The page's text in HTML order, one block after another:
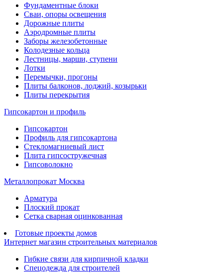
Фундаментные блоки
Сваи, опоры освещения
Дорожные плиты
Аэродромные плиты
Заборы железобетонные
Колодезные кольца
Лестницы, марши, ступени
Лотки
Перемычки, прогоны
Плиты балконов, лоджий, козырьки
Плиты перекрытия
Гипсокартон и профиль
Гипсокартон
Профиль для гипсокартона
Стекломагниевый лист
Плита гипсостружечная
Гипсоволокно
Металлопрокат Москва
Арматура
Плоский прокат
Сетка сварная оцинкованная
Готовые проекты домов
Интернет магазин строительных материалов
Гибкие связи для кирпичной кладки
Спецодежда для строителей